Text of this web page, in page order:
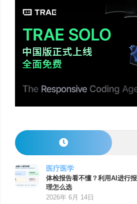
医疗医学
体检报告看不懂？利用AI进行
理怎么选
2026年 6月 14日